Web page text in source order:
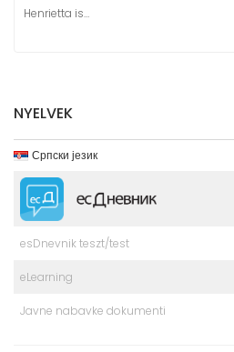
Henrietta is…
NYELVEK
Српски језик
esDnevnik teszt/test
eLearning
Javne nabavke dokumenti